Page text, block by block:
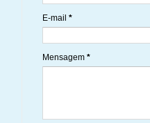
E-mail *
Mensagem *